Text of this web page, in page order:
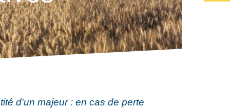
d'un majeur : en cas de perte